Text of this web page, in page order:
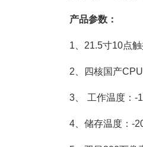
产品参数：
1、21.5寸10点
2、四核国产
3、 工作温度：-
4、储存温度：-